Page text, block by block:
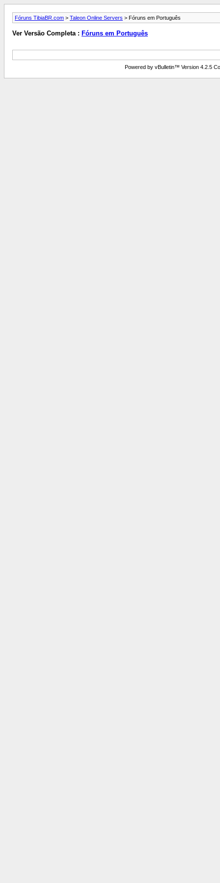
Fóruns TibiaBR.com > Taleon Online Servers > Fóruns em Português
Ver Versão Completa : Fóruns em Português
Powered by vBulletin™ Version 4.2.5